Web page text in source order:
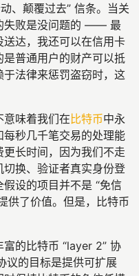
、颠覆过去” 信条。当关
失败是没问题的 —— 最
达，我还可以在信用卡
普通用户的财产可以抵
法律来惩罚盗窃时，这
味着我们在比特币中永
秒几千笔交易的处理能
长时间，因为我们不走
换、验证者真实身份登
设的项目并不是 “免信
供了价值。但是，比特币
的比特币 “layer 2” 协
议的目标是提供可扩展